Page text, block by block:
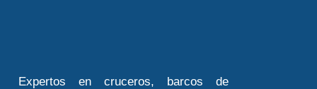
Expertos en cruceros, barcos de